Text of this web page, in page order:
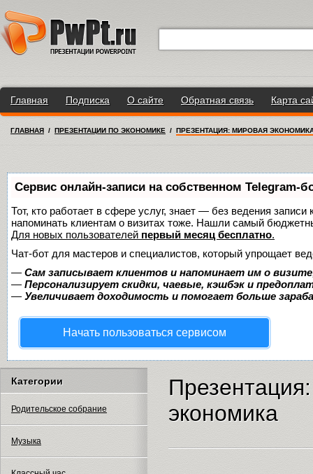
Главная Подписка О сайте Обратная связь Карта
ГЛАВНАЯ / ПРЕЗЕНТАЦИИ ПО ЭКОНОМИКЕ / ПРЕЗЕНТАЦИЯ: МИРОВАЯ
Сервис онлайн-записи на собственном Telegram-
Тот, кто работает в сфере услуг, знает — без ведения
напоминать клиентам о визитах тоже. Нашли самый
Для новых пользователей первый месяц бесплатно.
Чат-бот для мастеров и специалистов, который упрощает
— Сам записывает клиентов и напоминает им о
— Персонализирует скидки, чаевые, кэшбэк и
— Увеличивает доходимость и помогает больше
Начать пользоваться сервисом
Категории
Родительское собрание
Музыка
экономика